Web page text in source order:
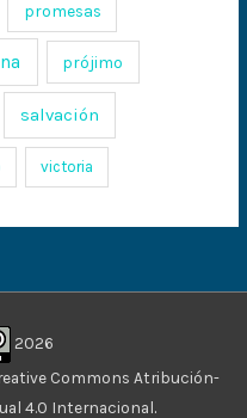
promesas
prójimo
salvación
victoria
2026
Commons Atribución-
4.0 Internacional.